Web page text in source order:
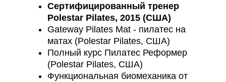
Сертифицированный тренер
Polestar Pilates, 2015 (США)
Gateway Pilates Mat - пилатес на
матах (Polestar Pilates, США)
Полный курс Пилатес Реформер
(Polestar Pilates, США)
Функциональная биомеханика от